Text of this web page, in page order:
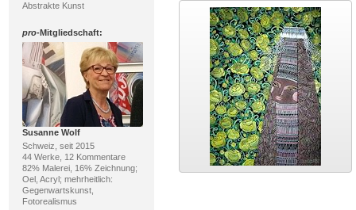
Abstrakte Kunst
pro-Mitgliedschaft:
Susanne Wolf
Schweiz, seit 2015
44 Werke, 12 Kommentare
82% Malerei, 16% Zeichnung;
Oel, Acryl; mehrheitlich:
Gegenwartskunst,
Fotorealismus